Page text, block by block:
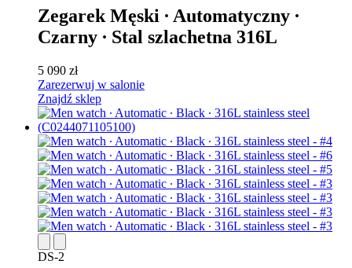
Zegarek Męski ∙ Automatyczny ∙
Czarny ∙ Stal szlachetna 316L
5 090 zł
Zarezerwuj w salonie
Znajdź sklep
DS-2